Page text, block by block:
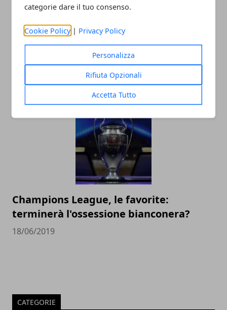
categorie dare il tuo consenso.
Cookie Policy | Privacy Policy
Personalizza
Rifiuta Opzionali
Accetta Tutto
Le imprese più grandi nel calcio
dilettantistico in Italia
Champions League, le favorite:
terminerà l'ossessione bianconera?
18/06/2019
CATEGORIE